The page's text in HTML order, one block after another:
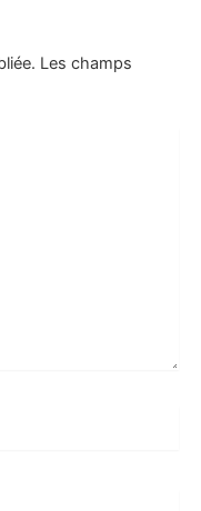
Les champs